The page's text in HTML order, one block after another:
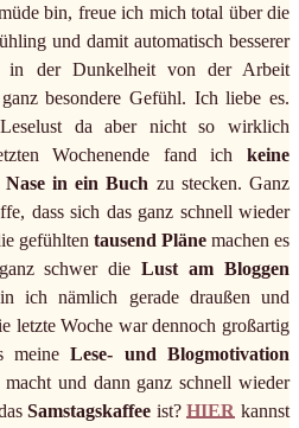
bin, freue ich mich total über die
und damit automatisch besserer
in der Dunkelheit von der Arbeit
besondere Gefühl. Ich liebe es.
da aber nicht so wirklich
Wochenende fand ich keine
in ein Buch zu stecken. Ganz
dass sich das ganz schnell wieder
gefühlten tausend Pläne machen es
schwer dieLust am Bloggen
ich nämlich gerade draußen und
letzte Woche war dennoch großartig
meineLese- und Blogmotivation
und dann ganz schnell wieder
Samstagskaffee ist?HIER kannst